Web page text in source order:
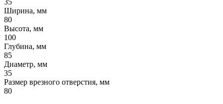
35
Ширина, мм
80
Высота, мм
100
Глубина, мм
85
Диаметр, мм
35
Размер врезного отверстия, мм
80